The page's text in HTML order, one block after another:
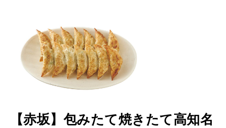
【赤坂】包みたて焼きたて高知名